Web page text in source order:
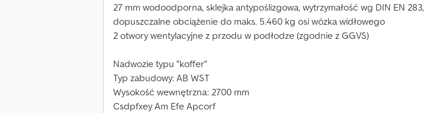
27 mm wodoodporna, sklejka antypoślizgowa, wytrzymałość wg DIN EN 283,
dopuszczalne obciążenie do maks. 5.460 kg osi wózka widłowego
2 otwory wentylacyjne z przodu w podłodze (zgodnie z GGVS)
Nadwozie typu "koffer"
Typ zabudowy: AB WST
Wysokość wewnętrzna: 2700 mm
Csdpfxey Am Efe Apcorf